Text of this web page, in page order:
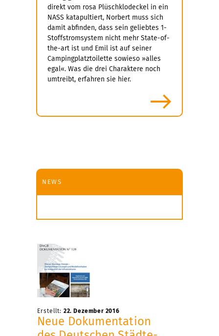
direkt vom rosa Plüschklodeckel in ein
NASS katapultiert, Norbert muss sich
damit abfinden, dass sein geliebtes 1-
Stoffstromsystem nicht mehr State-of-
the-art ist und Emil ist auf seiner
Campingplatztoilette sowieso »alles
egal«. Was die drei Charaktere noch
umtreibt, erfahren sie hier.
NEWS
Erstellt: 22. Dezember 2016
Neue Dokumentation